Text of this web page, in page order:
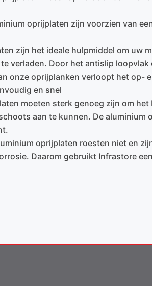
oprijplaten zijn voorzien van
zijn het ideale hulpmiddel om uw
verladen. Door het antislip loopvlak
onze oprijplanken verloopt het op-
en snel
moeten sterk genoeg zijn om het
aan te kunnen. De aluminium
oprijplaten roesten niet en
Daarom gebruikt Infrastore